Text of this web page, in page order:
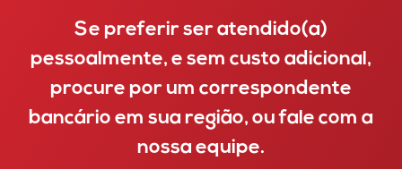
Se preferir ser atendido(a)
pessoalmente, e sem custo adicional,
procure por um correspondente
bancário em sua região, ou fale com a
nossa equipe.